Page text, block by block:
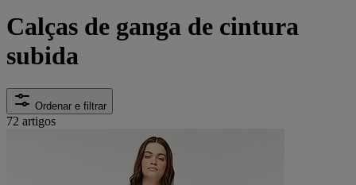
Calças de ganga de cintura
subida
Ordenar e filtrar
72 artigos